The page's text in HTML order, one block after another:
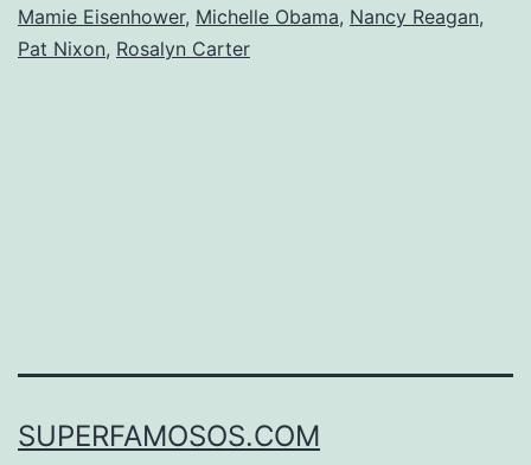
Mamie Eisenhower, Michelle Obama, Nancy Reagan,
Pat Nixon, Rosalyn Carter
SUPERFAMOSOS.COM